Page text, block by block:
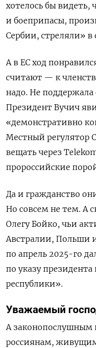
хотелось бы
и боеприпасы,
Сербии, стреляли» в
А в ЕС ход
считают — к
надо. Не поддержала
Президент Вучич
«демонстративно
Местный регулятор
вещать через
пророссийские
Да и гражданство
Но совсем не тем. А
Олегу Бойко, чьи
Австралии, Польши
по апрель 2025-го
по указу президента
республики».
Уважаемый
А
россиянам,